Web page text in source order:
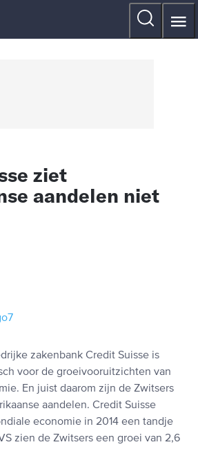
ziet
aandelen niet
zakenbank Credit Suisse is
voor de groeivooruitzichten van
En juist daarom zijn de Zwitsers
aandelen. Credit Suisse
economie in 2014 een tandje
zien de Zwitsers een groei van 2,6